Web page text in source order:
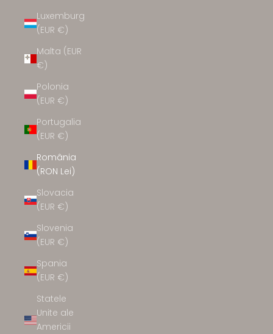
Luxemburg
(EUR €)
Malta (EUR
€)
Polonia
(EUR €)
Portugalia
(EUR €)
România
(RON Lei)
Slovacia
(EUR €)
Slovenia
(EUR €)
Spania
(EUR €)
Statele
Unite ale
Americii